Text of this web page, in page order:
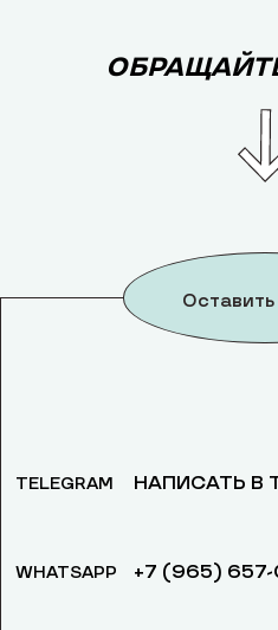
Оставить
TELEGRAM
WHATSAPP
НАПИСАТЬ В
+7 (965)